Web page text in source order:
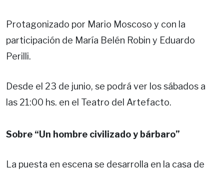
Protagonizado por Mario Moscoso y con la
participación de María Belén Robin y Eduardo
Perilli.
Desde el 23 de junio, se podrá ver los sábados a
las 21:00 hs. en el Teatro del Artefacto.
Sobre “Un hombre civilizado y bárbaro”
La puesta en escena se desarrolla en la casa de